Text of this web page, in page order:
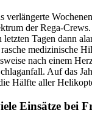
verlängerte
der Rega-
letzten Tagen dann
medizinische
nach einem
Auf das
Hälfte aller
Einsätze bei